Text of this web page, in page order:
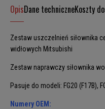
OpisDane techniczneKoszty
Zestaw uszczelnień siłownika
widłowych Mitsubishi
Zestaw naprawczy siłownika
Pasuje do modeli: FG20 (F17B),
Numery OEM: